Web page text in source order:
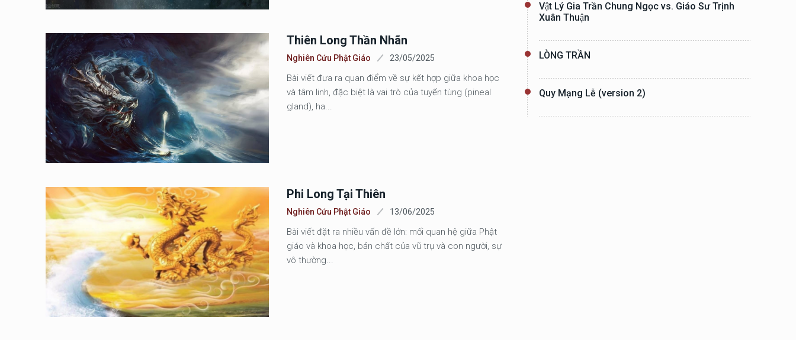
Thiên Long Thần Nhãn
Nghiên Cứu Phật Giáo 23/05/2025
Bài viết đưa ra quan điểm về sự kết hợp giữa khoa học
và tâm linh, đặc biệt là vai trò của tuyến tùng (pineal
gland), ha...
Phi Long Tại Thiên
Nghiên Cứu Phật Giáo 13/06/2025
Bài viết đặt ra nhiều vấn đề lớn: mối quan hệ giữa Phật
giáo và khoa học, bản chất của vũ trụ và con người, sự
vô thường...
Vật Lý Gia Trần Chung Ngọc vs. Giáo Sư Trịnh
Xuân Thuận
LÒNG TRẦN
Quy Mạng Lễ (version 2)